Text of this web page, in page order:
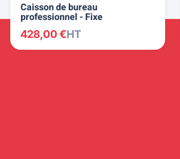
Caisson de bureau
professionnel - Fixe
428,00 €HT